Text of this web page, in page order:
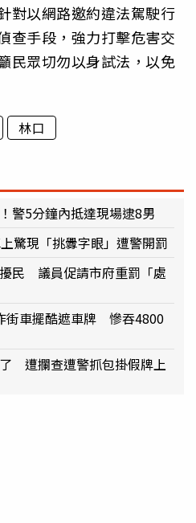
對以網路邀約違法駕駛行
查手段，強力打擊危害交
民眾切勿以身試法，以免
林口
警5分鐘內抵達現場逮8男
驚現「挑釁字眼」遭警開罰
民 議員促請市府重罰「處
街車擺酷遮車牌 慘吞4800
遭攔查遭警抓包掛假牌上